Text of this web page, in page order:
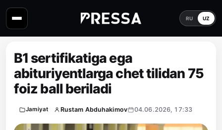
RU UZ
B1 sertifikatiga ega
abituriyentlarga chet tilidan 75
foiz ball beriladi
Jamiyat Rustam Abduhakimov 04.06.2026, 17:33